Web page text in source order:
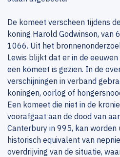
De komeet verscheen tijdens
koning Harold Godwinson,
1066. Uit het
Lewis blijkt dat er in de
een komeet is gezien. In de
verschijningen in verband
koningen, oorlog of
Een komeet die niet in de
voorafgaat aan de dood van
Canterbury in 995, kan worden
historisch equivalent van
overdrijving van de situatie,